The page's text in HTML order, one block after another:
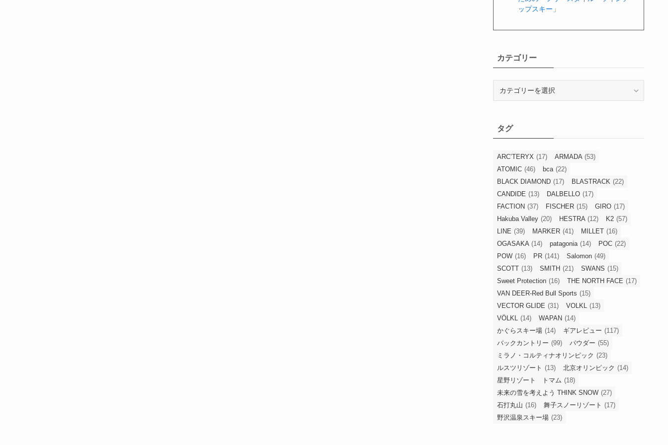
ップスキー」
カテゴリー
ータグ
ARC’TERYX (17) ARMADA (53)
ATOMIC (46) bca (22)
BLACK DIAMOND (17) BLASTRACK (22)
CANDIDE (13) DALBELLO (17)
FACTION (37) FISCHER (15) GIRO (17)
Hakuba Valley (20) HESTRA (12) K2 (57)
LINE (39) MARKER (41) MILLET (16)
OGASAKA (14) patagonia (14) POC (22)
POW (16) PR (141) Salomon (49)
SCOTT (13) SMITH (21) SWANS (15)
Sweet Protection (16) THE NORTH FACE (17)
VAN DEER-Red Bull Sports (15)
VECTOR GLIDE (31) VOLKL (13)
VÖLKL (14) WAPAN (14)
かぐらスキー場 (14) ギアレビュー (117)
バックカントリー (99) パウダー (55)
ミラノ・コルティナオリンピック (23)
ルスツリゾート (13) 北京オリンピック (14)
星野リゾート トマム (18)
未来の雪を考えよう THINK SNOW (27)
石打丸山 (16) 舞子スノーリゾート (17)
野沢温泉スキー場 (23)